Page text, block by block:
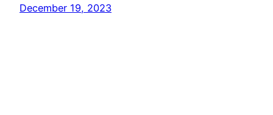
December 19, 2023